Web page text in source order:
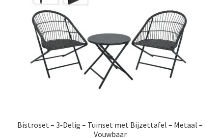
Bistroset – 3-Delig – Tuinset met Bijzettafel – Metaal –
Vouwbaar